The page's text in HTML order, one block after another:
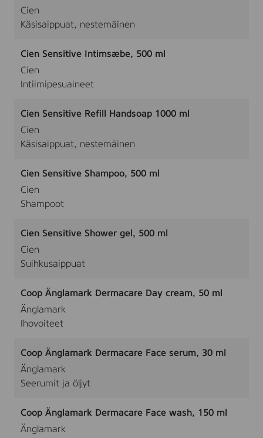
Cien
Käsisaippuat, nestemäinen
Cien Sensitive Intimsæbe, 500 ml
Cien
Intiimipesuaineet
Cien Sensitive Refill Handsoap 1000 ml
Cien
Käsisaippuat, nestemäinen
Cien Sensitive Shampoo, 500 ml
Cien
Shampoot
Cien Sensitive Shower gel, 500 ml
Cien
Suihkusaippuat
Coop Änglamark Dermacare Day cream, 50 ml
Änglamark
Ihovoiteet
Coop Änglamark Dermacare Face serum, 30 ml
Änglamark
Seerumit ja öljyt
Coop Änglamark Dermacare Face wash, 150 ml
Änglamark